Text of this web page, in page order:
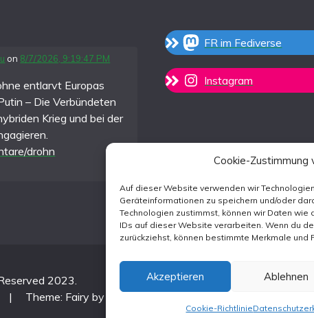
Cookie-Zustimmung
Auf dieser Website verwenden wir
Geräteinformationen zu speichern und/oder
Technologien zustimmst, können wir Daten
IDs auf dieser Website verarbeiten. Wenn du
zurückziehst, können bestimmte Merkmale und
Akzeptieren Ablehnen
Cookie-Richtlinie
on 8/7/2026, 9:19:47 PM
entlarvt Europas
– Die Verbündeten
Krieg und bei der
drohn
FR im Fediverse
Instagram
2023.
| Theme: Fairy by Candid Themes.